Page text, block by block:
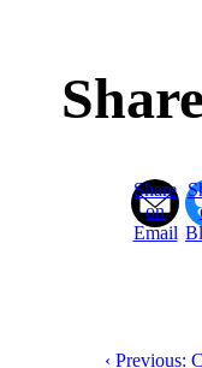
Share
on
Email
‹ Previous: